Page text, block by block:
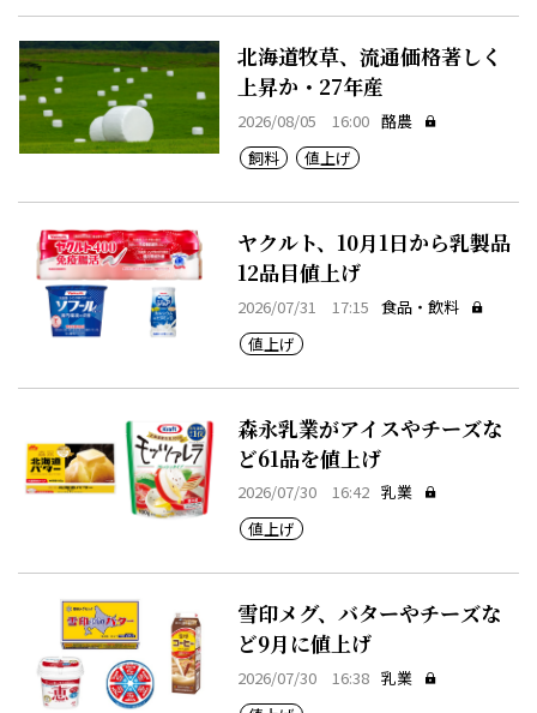
北海道牧草、流通価格著しく
上昇か・27年産
2026/08/05 16:00 酪農
飼料
値上げ
ヤクルト、10月1日から乳製品
12品目値上げ
2026/07/31 17:15 食品・飲料
値上げ
森永乳業がアイスやチーズな
ど61品を値上げ
2026/07/30 16:42 乳業
値上げ
雪印メグ、バターやチーズな
ど9月に値上げ
2026/07/30 16:38 乳業